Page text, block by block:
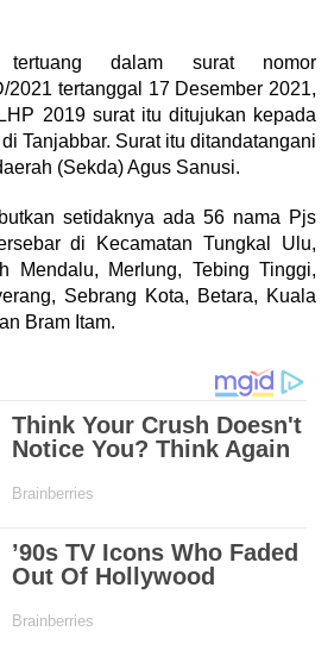
dalam surat nomor
2021 tertanggal 17 Desember 2021,
2019 surat itu ditujukan kepada
Tanjabbar. Surat itu ditandatangani
(Sekda) Agus Sanusi.
setidaknya ada 56 nama Pjs
di Kecamatan Tungkal Ulu,
Mendalu, Merlung, Tebing Tinggi,
Sebrang Kota, Betara, Kuala
Bram Itam.